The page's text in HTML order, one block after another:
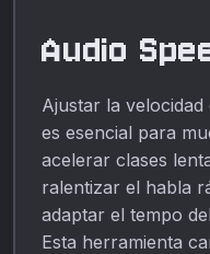
Audio
Ajustar la
es esencial para
acelerar clases
ralentizar el habla
adaptar el tempo
Esta herramienta